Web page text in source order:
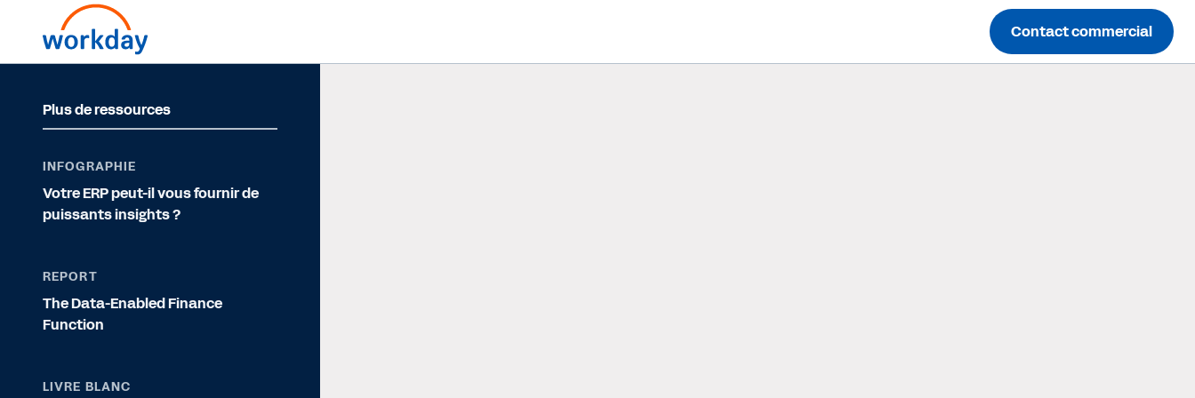
Contact commercial
Plus de ressources
INFOGRAPHIE
Votre ERP peut-il vous fournir de
puissants insights ?
REPORT
The Data-Enabled Finance
Function
LIVRE BLANC